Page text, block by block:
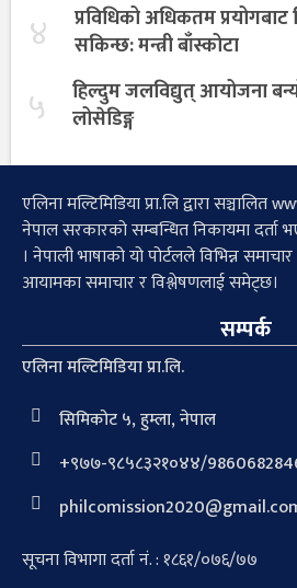
४
प्रविधिको अधिकतम
सकिन्छ: मन्त्री बाँस्कोटा
५
हिल्दुम जलविद्युत् आयोजना
लोसेडिङ्ग
एलिना मल्टिमिडिया प्रा.लि द्वारा
नेपाल सरकारको सम्बन्धित निकायमा दर्ता
। नेपाली भाषाको यो पोर्टलले विभिन्न
आयामका समाचार र विश्लेषणलाई समेट्छ।
सम्पर्क
एलिना मल्टिमिडिया प्रा.लि.
सिमिकोट ५, हुम्ला, नेपाल
+९७७-९८५८३२१०४४/
सूचना विभागा दर्ता नं. : १८६१/०७६/७७